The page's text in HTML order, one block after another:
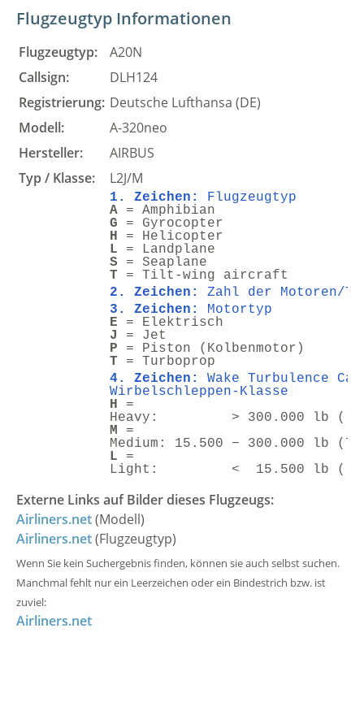
Flugzeugtyp Informationen
Flugzeugtyp:
A20N
Callsign:
DLH124
Registrierung: Deutsche Lufthansa (DE)
Modell:
A-320neo
Hersteller:
AIRBUS
Typ / Klasse:
L2J/M
1. Zeichen:
Flugzeugtyp
A = Amphibian
G = Gyrocopter
H = Helicopter
L = Landplane
S = Seaplane
T = Tilt-wing aircraft
2. Zeichen:
Zahl der Motoren/
3. Zeichen:
Motortyp
E = Elektrisch
J
= Jet
P = Piston (Kolbenmotor)
T = Turboprop
4. Zeichen:
Wake Turbulence
Wirbelschleppen-Klasse
H =
Heavy: > 300.000 lb ( >
M =
Medium: 15.500 − 300.000 lb (7
L =
Light: < 15.500 lb ( <
Externe Links auf Bilder dieses Flugzeugs:
Airliners.net(Modell)
Airliners.net(Flugzeugtyp)
Wenn Sie kein Suchergebnis finden, können sie auch selbst suchen.
Manchmal fehlt nur ein Leerzeichen oder ein Bindestrich bzw. ist
zuviel:
Airliners.net